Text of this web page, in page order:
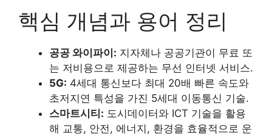
핵심 개념과 용어 정리
공공 와이파이: 지자체나 공공기관이 무료 또
는 저비용으로 제공하는 무선 인터넷 서비스.
5G: 4세대 통신보다 최대 20배 빠른 속도와
초저지연 특성을 가진 5세대 이동통신 기술.
스마트시티: 도시데이터와 ICT 기술을 활용
해 교통, 안전, 에너지, 환경을 효율적으로 운